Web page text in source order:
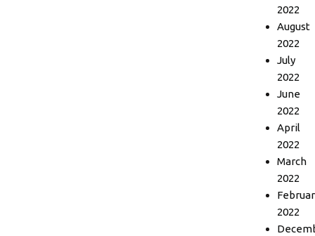
2022
August
2022
July
2022
June
2022
April
2022
March
2022
2022